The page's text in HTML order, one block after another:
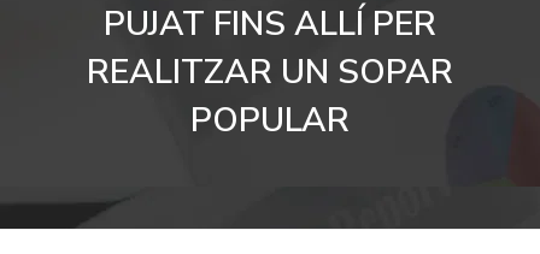
PUJAT FINS ALLÍ PER
REALITZAR UN SOPAR
POPULAR